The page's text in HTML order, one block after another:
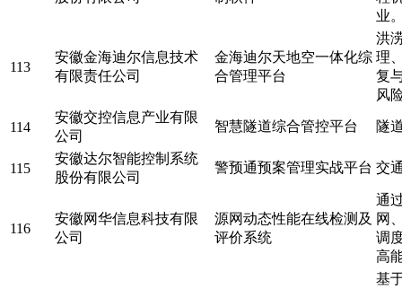
业
113
安徽金海迪尔信息技术
有限责任公司
金海迪尔天地空一体化综
合管理平台
洪
理
复
风
114
安徽交控信息产业有限
公司
智慧隧道综合管控平台 隧
115
安徽达尔智能控制系统
股份有限公司
警预通预案管理实战平台 交
116
安徽网华信息科技有限
公司
源网动态性能在线检测及
评价系统
通
网
调
高
基